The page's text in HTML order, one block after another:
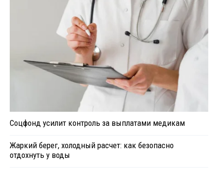
Соцфонд усилит контроль за выплатами медикам
Жаркий берег, холодный расчет: как безопасно
отдохнуть у воды